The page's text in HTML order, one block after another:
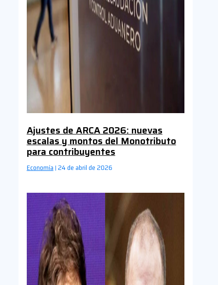
Ajustes de ARCA 2026: nuevas
escalas y montos del Monotributo
para contribuyentes
Economía | 24 de abril de 2026